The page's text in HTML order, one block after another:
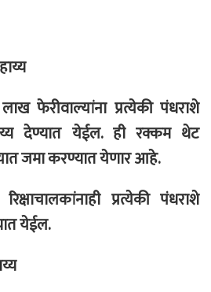
फेरीवाल्यांना प्रत्येकी पंधराशे
देण्यात येईल. ही रक्कम थेट
जमा करण्यात येणार आहे.
प्रत्येकी पंधराशे
येईल.